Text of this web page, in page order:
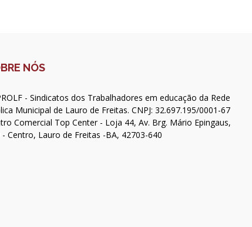
NÓS
- Sindicatos dos Trabalhadores em educação da Rede
Municipal de Lauro de Freitas. CNPJ: 32.697.195/0001-67
Comercial Top Center - Loja 44, Av. Brg. Mário Epingaus,
- Centro, Lauro de Freitas -BA, 42703-640